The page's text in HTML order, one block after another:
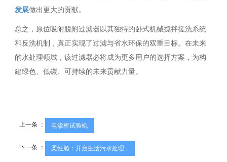
发展做出更大的贡献。
总之，原位吸附脱附过滤器以其独特的卧式机械搅拌搓洗系统
和反洗机制，真正实现了过滤与省水环保的双重目标。在未来
的水处理领域，该过滤器必将成为更多用户的选择方案，为构
建绿色、低碳、可持续的未来贡献力量。
上一条 ： 电渗析试验机
下一条 ： 柔性舱：开启生活污水处理...